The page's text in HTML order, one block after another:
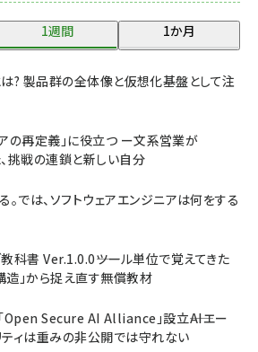
1週間 1か月
は? 製品群の全体像と仮想化基盤として注
の再定義」に役立つ ー文系営業が
挑戦の連鎖と新しい自分
では、ソフトウェアエンジニアは何をする
科書 Ver.1.0.0――ツール単位で覚えてきた
」から捉え直す無償教材
Secure AI Alliance」設立――AIエー
ティは重みの非公開では守れない